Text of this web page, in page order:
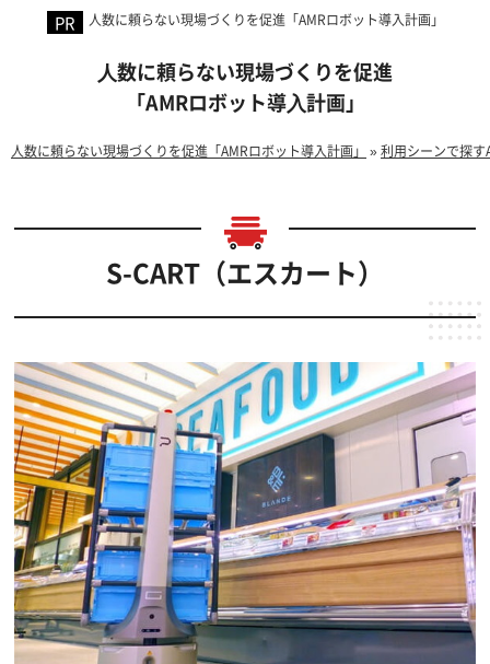
人数に頼らない現場づくりを促進「AMRロボット導入計画」
⼈数に頼らない現場づくりを促進
「AMRロボット導⼊計画」
人数に頼らない現場づくりを促進「AMRロボット導入計画」 »利用シーンで探
S-CART（エスカート）